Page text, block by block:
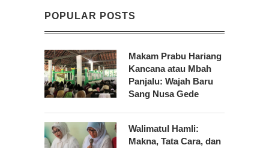
POPULAR POSTS
Makam Prabu Hariang
Kancana atau Mbah
Panjalu: Wajah Baru
Sang Nusa Gede
Walimatul Hamli:
Makna, Tata Cara, dan